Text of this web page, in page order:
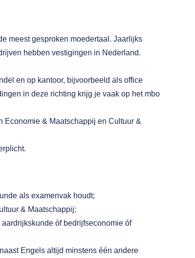
meest gesproken moedertaal. Jaarlijks
hebben vestigingen in Nederland.
en op kantoor, bijvoorbeeld als office
in deze richting krijg je vaak op het mbo
Economie & Maatschappij en Cultuur &
als examenvak houdt;
& Maatschappij;
óf bedrijfseconomie óf
Engels altijd minstens één andere